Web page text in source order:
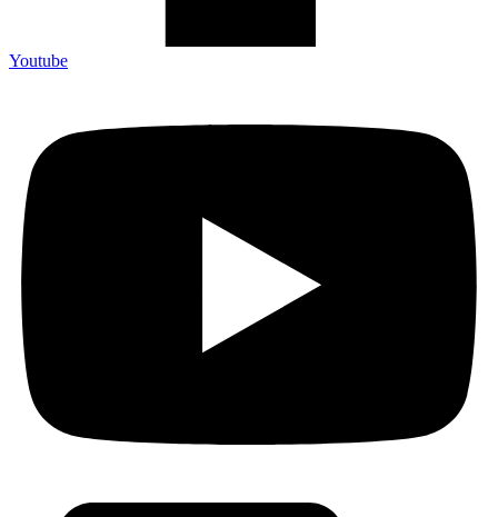
Youtube